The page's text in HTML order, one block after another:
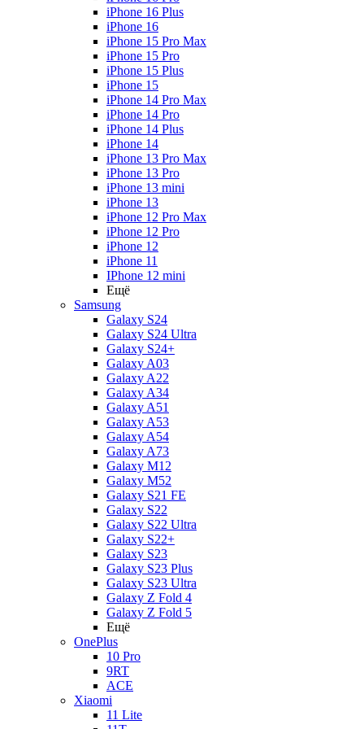
iPhone 16 Plus
iPhone 16
iPhone 15 Pro Max
iPhone 15 Pro
iPhone 15 Plus
iPhone 15
iPhone 14 Pro Max
iPhone 14 Pro
iPhone 14 Plus
iPhone 14
iPhone 13 Pro Max
iPhone 13 Pro
iPhone 13 mini
iPhone 13
iPhone 12 Pro Max
iPhone 12 Pro
iPhone 12
iPhone 11
IPhone 12 mini
Ещё
Samsung
Galaxy S24
Galaxy S24 Ultra
Galaxy S24+
Galaxy A03
Galaxy A22
Galaxy A34
Galaxy A51
Galaxy A53
Galaxy A54
Galaxy A73
Galaxy M12
Galaxy M52
Galaxy S21 FE
Galaxy S22
Galaxy S22 Ultra
Galaxy S22+
Galaxy S23
Galaxy S23 Plus
Galaxy S23 Ultra
Galaxy Z Fold 4
Galaxy Z Fold 5
Ещё
OnePlus
10 Pro
9RT
ACE
Xiaomi
11 Lite